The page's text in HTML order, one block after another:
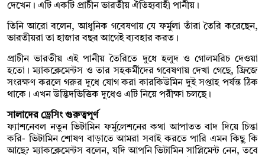
দেখেন। এটি একটি প্রাচীন ভারতীয় ঐতিহ্যবাহী পানীয়।
তিনি আরো বলেন, আধুনিক গবেষণায় যে ফর্মুলা তাঁরা তৈরি করেছেন,
ভারতীয়রা তা হাজার বছর আগেই ব্যবহার করত।
প্রাচীন ভারতীয় এই পানীয় তৈরিতে দুধে হলুদ ও গোলমরিচ দেওয়া
হতো। ম্যাকক্লেমেন্টস ও তার সহকর্মীদের গবেষণায় দেখা গেছে, ফ্রিজে
সংরক্ষণ করলে গরুর দুধে যোগ করা কারকিউমিন দুই সপ্তাহ পর্যন্ত ঠিক
থাকে। এখন উদ্ভিদভিত্তিক দুধেও এটি নিয়ে পরীক্ষা চলছে।
সালাদের ড্রেসিং গুরুত্বপূর্ণ
ফ্যাশনেবল নতুন ভিটামিন ফর্মুলেশনের কথা আপাতত বাদ দিয়ে চিন্তা
করি- ভিটামিন শোষণ বাড়াতে আমরা সবাই করতে পারি এমন কিছু কি
আছে? ম্যাকক্লেমেন্টস বলেন, যদি আপনি ভিটামিন সাপ্লিমেন্ট নেন, তবে